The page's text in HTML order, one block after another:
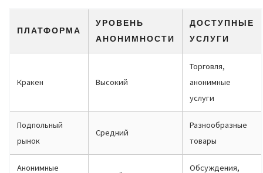
ПЛАТФОРМА
УРОВЕНЬ
АНОНИМНОСТИ
ДОСТУПНЫЕ
УСЛУГИ
Кракен Высокий
Торговля,
анонимные
услуги
Подпольный
рынок
Средний
Разнообразные
товары
Анонимные
Обсуждения,